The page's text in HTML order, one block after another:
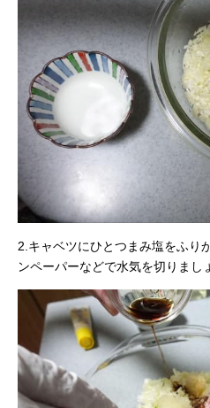
2.キャベツにひとつまみ塩をふり
ンペーパーなどで水気を切りまし